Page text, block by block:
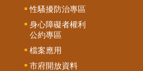
性騷擾防治專區
身心障礙者權利
公約專區
檔案應用
市府開放資料